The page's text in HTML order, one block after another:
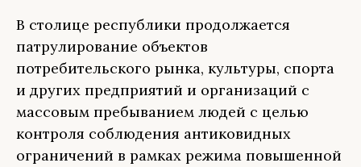
В столице республики продолжается
патрулирование объектов
потребительского рынка, культуры, спорта
и других предприятий и организаций с
массовым пребыванием людей с целью
контроля соблюдения антиковидных
ограничений в рамках режима повышенной